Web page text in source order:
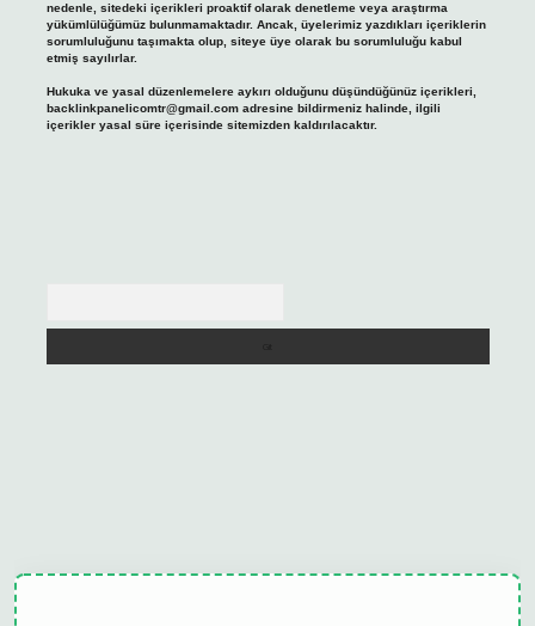
nedenle, sitedeki içerikleri proaktif olarak denetleme veya araştırma
yükümlülüğümüz bulunmamaktadır. Ancak, üyelerimiz yazdıkları içeriklerin
sorumluluğunu taşımakta olup, siteye üye olarak bu sorumluluğu kabul
etmiş sayılırlar.
Hukuka ve yasal düzenlemelere aykırı olduğunu düşündüğünüz içerikleri,
backlinkpanelicomtr@gmail.comadresine bildirmeniz halinde, ilgili
içerikler yasal süre içerisinde sitemizden kaldırılacaktır.